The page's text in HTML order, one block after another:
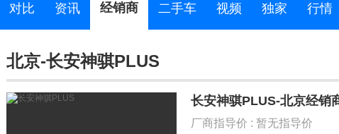
对比 资讯 经销商 二手车 视频 独家 行情
北京-长安神骐PLUS
长安神骐PLUS-北京经销
厂商指导价 : 暂无指导价